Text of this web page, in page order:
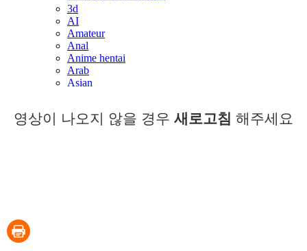
영상이 나오지 않을 경우 새로고침 해주세요